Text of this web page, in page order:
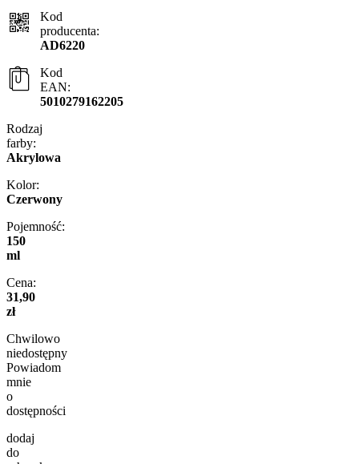
Kod
producenta:
AD6220
Kod
EAN:
5010279162205
Rodzaj
farby:
Akrylowa
Kolor:
Czerwony
Pojemność:
150
ml
Cena:
31,90
zł
Chwilowo
niedostępny
Powiadom
mnie
o
dostępności
dodaj
do